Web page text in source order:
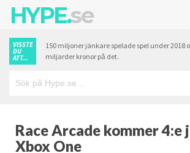
HYPE.se
VISSTE
DU
ATT...
150 miljoner jänkare spelade spel under 2018
miljarder kronor på det.
Race Arcade kommer
Xbox One